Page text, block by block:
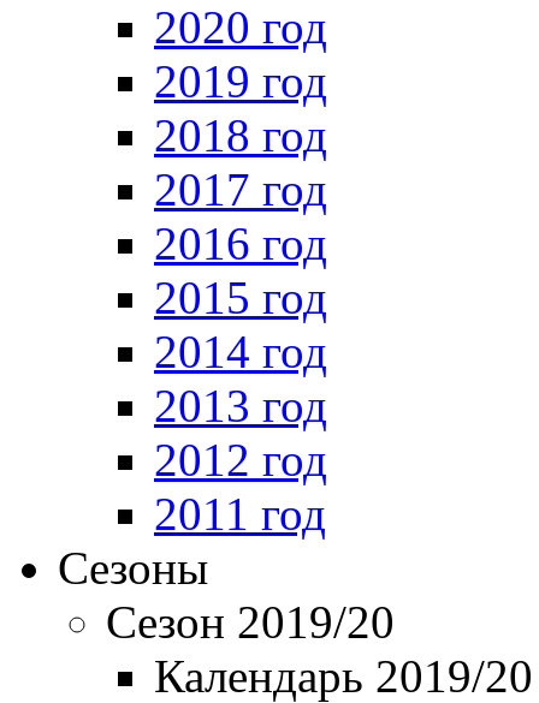
2020 год
2019 год
2018 год
2017 год
2016 год
2015 год
2014 год
2013 год
2012 год
2011 год
Сезоны
Сезон 2019/20
Календарь 2019/20